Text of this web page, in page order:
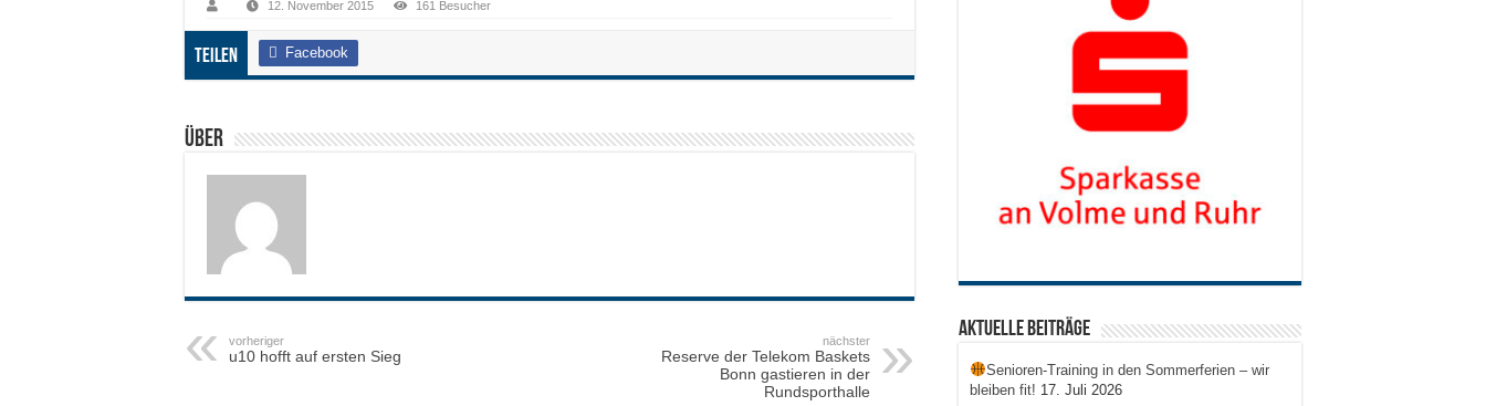
12. November 2015 161 Besucher
Teilen Facebook
Über
vorheriger
u10 hofft auf ersten Sieg
nächster
Reserve der Telekom Baskets
Bonn gastieren in der
Rundsporthalle
Aktuelle Beiträge
Senioren-Training in den Sommerferien – wir
bleiben fit! 17. Juli 2026